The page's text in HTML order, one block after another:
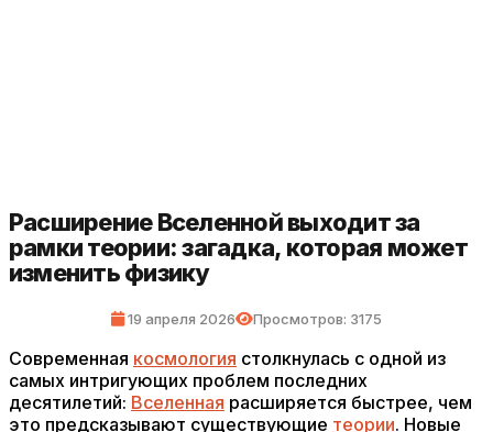
Расширение Вселенной выходит за
рамки теории: загадка, которая может
изменить физику
19 апреля 2026 Просмотров: 3175
Современная космология столкнулась с одной из
самых интригующих проблем последних
десятилетий: Вселенная расширяется быстрее, чем
это предсказывают существующие теории. Новые